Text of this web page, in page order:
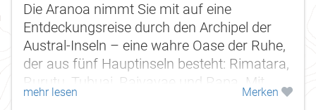
Die Aranoa nimmt Sie mit auf eine
Entdeckungsreise durch den Archipel der
Austral-Inseln – eine wahre Oase der Ruhe,
der aus fünf Hauptinseln besteht: Rimatara,
Rurutu, Tubuai, Raivavae und Rapa. Mit
üppig grünen Bergen,...
mehr lesen Merken